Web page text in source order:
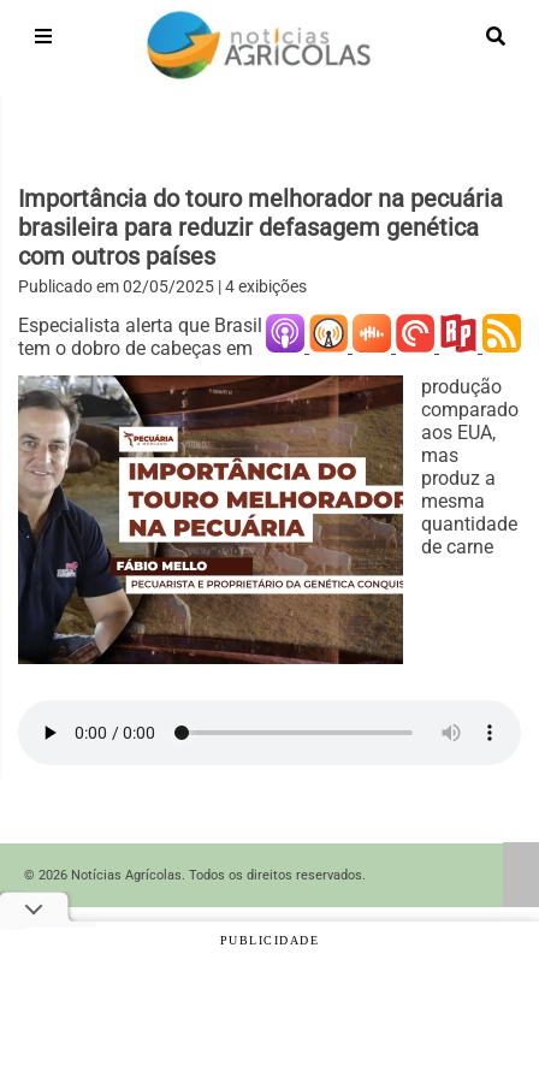
Importância do touro melhorador na pecuária
brasileira para reduzir defasagem genética
com outros países
Publicado em02/05/2025 | 4 exibições
Especialista alerta que Brasil
tem o dobro de cabeças em
produção
comparado
aos EUA,
mas
produz a
mesma
quantidade
de carne
© 2026 Notícias Agrícolas. Todos os direitos reservados.
PUBLICIDADE